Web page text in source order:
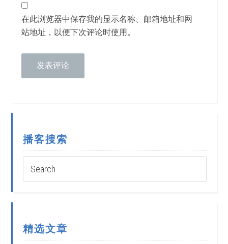
在此浏览器中保存我的显示名称、邮箱地址和网
站地址，以便下次评论时使用。
播客搜索
精选文章